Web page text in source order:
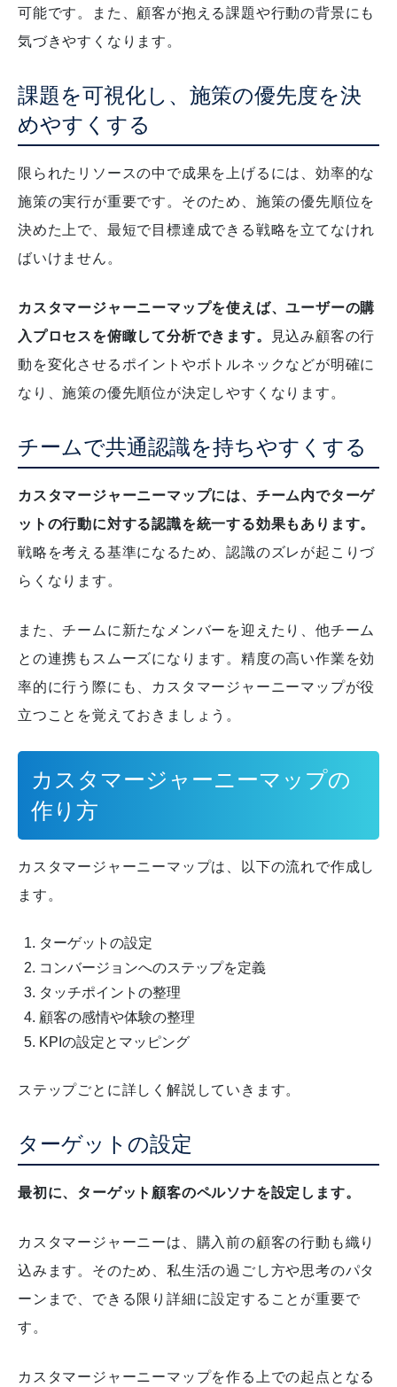
可能です。
また、顧客が抱える課題や行動の背景にも
気づきやすくなります。
課題を可視化し、施策の優先度を決
めやすくする
限られたリソースの中で成果を上げるには、効率的な
施策の実行が重要です。 そのため、施策の優先順位を
決めた上で、最短で目標達成できる戦略を立てなけれ
ばいけません。
カスタマージャーニーマップを使えば、ユーザーの購
入プロセスを俯瞰して分析できます。
見込み顧客の行
動を変化させるポイントやボトルネックなどが明確に
なり、施策の優先順位が決定しやすくなります。
チームで共通認識を持ちやすくする
カスタマージャーニーマップには、チーム内でターゲ
ットの行動に対する認識を統一する効果もあります。
戦略を考える基準になるため、認識のズレが起こりづ
らくなります。
また、チームに新たなメンバーを迎えたり、他チーム
との連携もスムーズになります。精度の高い作業を効
率的に行う際にも、カスタマージャーニーマップが役
立つことを覚えておきましょう。
カスタマージャーニーマップの
作り方
カスタマージャーニーマップは、以下の流れで作成し
ます。
ターゲットの設定
コンバージョンへのステップを定義
タッチポイントの整理
顧客の感情や体験の整理
KPIの設定とマッピング
ステップごとに詳しく解説していきます。
ターゲットの設定
最初に、ターゲット顧客のペルソナを設定します。
カスタマージャーニーは、購入前の顧客の行動も織り
込みます。 そのため、私生活の過ごし方や思考のパタ
ーンまで、できる限り詳細に設定することが重要で
す。
カスタマージャーニーマップを作る上での起点となる